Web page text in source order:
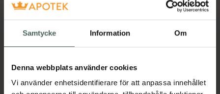
Samtycke Information Om
Denna webbplats använder cookies
Vi använder enhetsidentifierare för att anpassa innehållet
Köp via ditt recept
Aktuella erbjudanden